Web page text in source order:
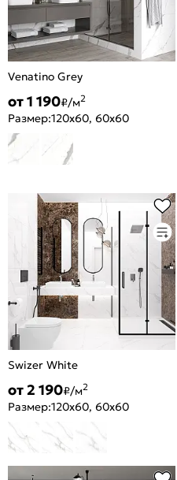
Venatino Grey
от 1 190₽/м2
Размер:120x60, 60x60
Swizer White
от 2 190₽/м2
Размер:120x60, 60x60